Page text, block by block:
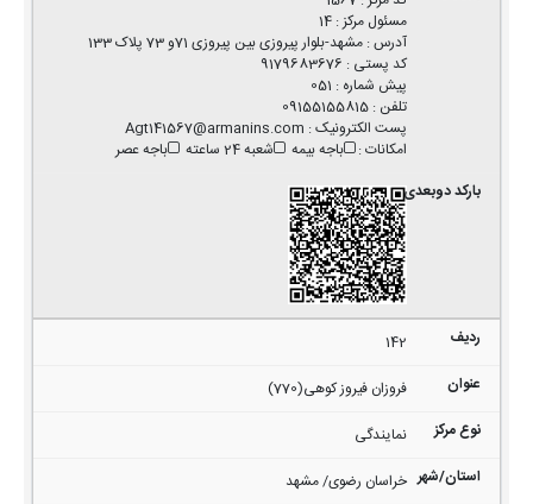
مسئول مرکز:
14
آدرس:مشهد-بلوار پیروزی بین پیروزی 71و 73 پلاک 133
کد پستی :
9179683676
پیش شماره :
051
تلفن :
09155155815
پست الکترونیک:
Agt141567@armanins.com
امکانات: باجه بیمه شعبه 24 ساعته باجه عصر
142
فروزان فیروز کوهی(770)
نمایندگی
خراسان رضوی/ مشهد